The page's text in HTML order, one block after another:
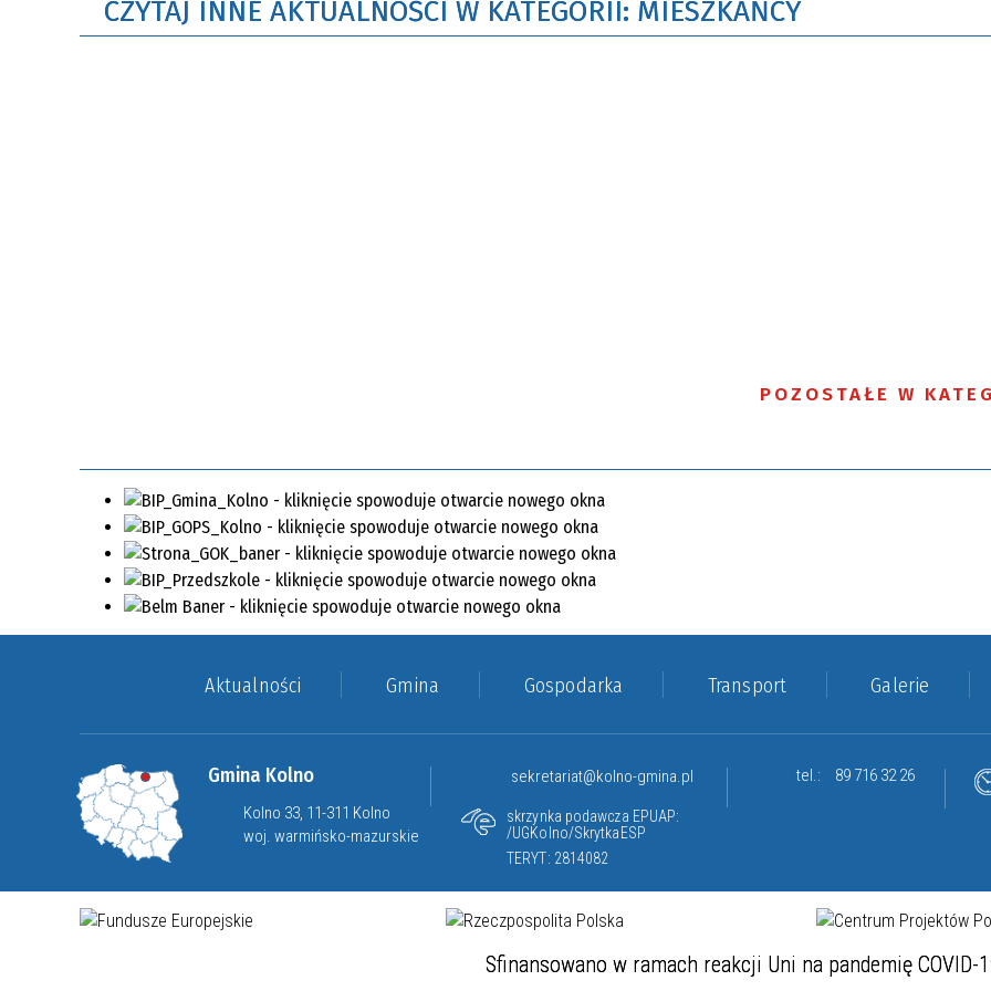
CZYTAJ INNE AKTUALNOŚCI W KATEGORII: MIESZKAŃCY
POZOSTAŁE W
Aktualności Gmina Gospodarka Transport Galerie
Gmina Kolno
Kolno 33, 11-311 Kolno
woj. warmińsko-mazurskie
sekretariat@kolno-gmina.pl
skrzynka podawcza EPUAP:
/UGKolno/SkrytkaESP
TERYT: 2814082
tel.: 89 716 32 26
Sfinansowano w ramach reakcji Uni na pandemię COVID-